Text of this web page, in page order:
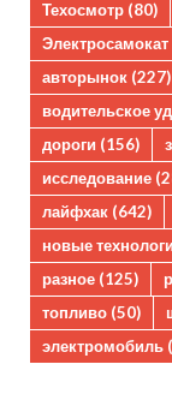
Техосмотр (80)
Электросамокат
авторынок (227)
водительское
дороги (156)
исследование
лайфхак (642)
новые
разное (125)
топливо (50)
электромобиль